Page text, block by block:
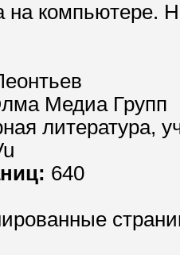
на компьютере.
Медиа Групп
литература,
640